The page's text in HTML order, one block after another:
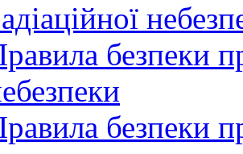
безпеки
безпеки